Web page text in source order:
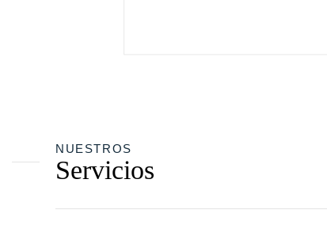
NUESTROS
Servicios